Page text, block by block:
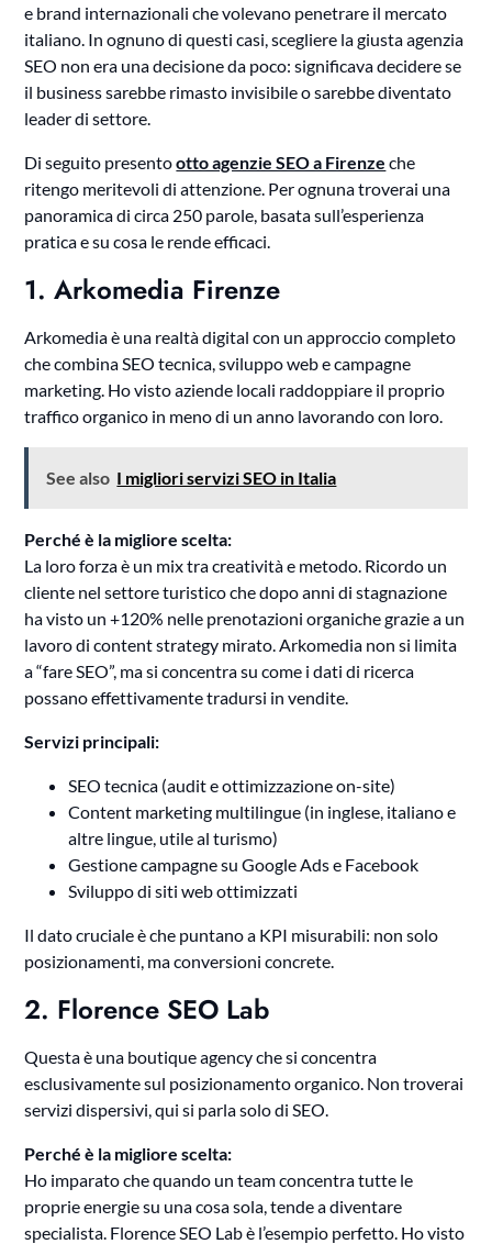
e brand internazionali che volevano penetrare il mercato
italiano. In ognuno di questi casi, scegliere la giusta agenzia
SEO non era una decisione da poco: significava decidere se
il business sarebbe rimasto invisibile o sarebbe diventato
leader di settore.
Di seguito presentootto agenzie SEO a Firenze che
ritengo meritevoli di attenzione. Per ognuna troverai una
panoramica di circa 250 parole, basata sull’esperienza
pratica e su cosa le rende efficaci.
1. Arkomedia Firenze
Arkomedia è una realtà digital con un approccio completo
che combina SEO tecnica, sviluppo web e campagne
marketing. Ho visto aziende locali raddoppiare il proprio
traffico organico in meno di un anno lavorando con loro.
See also I migliori servizi SEO in Italia
Perché è la migliore scelta:
La loro forza è un mix tra creatività e metodo. Ricordo un
cliente nel settore turistico che dopo anni di stagnazione
ha visto un +120% nelle prenotazioni organiche grazie a un
lavoro di content strategy mirato. Arkomedia non si limita
a “fare SEO”, ma si concentra su come i dati di ricerca
possano effettivamente tradursi in vendite.
Servizi principali:
SEO tecnica (audit e ottimizzazione on-site)
Content marketing multilingue (in inglese, italiano e
altre lingue, utile al turismo)
Gestione campagne su Google Ads e Facebook
Sviluppo di siti web ottimizzati
Il dato cruciale è che puntano a KPI misurabili: non solo
posizionamenti, ma conversioni concrete.
2. Florence SEO Lab
Questa è una boutique agency che si concentra
esclusivamente sul posizionamento organico. Non troverai
servizi dispersivi, qui si parla solo di SEO.
Perché è la migliore scelta:
Ho imparato che quando un team concentra tutte le
proprie energie su una cosa sola, tende a diventare
specialista. Florence SEO Lab è l’esempio perfetto. Ho visto